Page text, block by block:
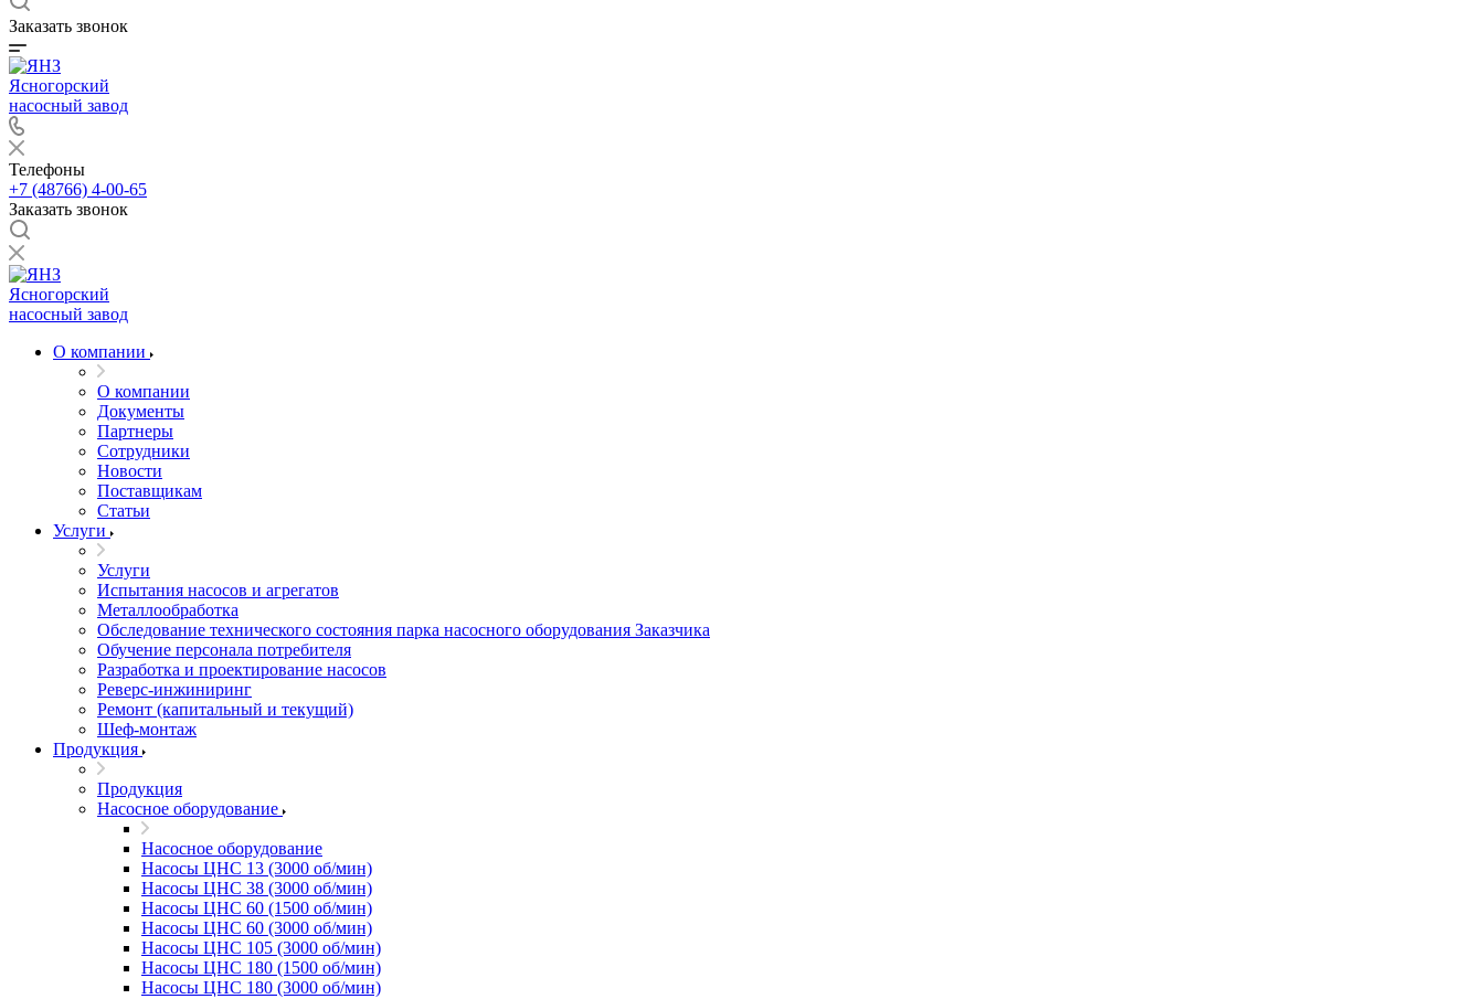
Заказать звонок
Ясногорский
насосный завод
Телефоны
+7 (48766) 4-00-65
Заказать звонок
Ясногорский
насосный завод
О компании
О компании
Документы
Партнеры
Сотрудники
Новости
Поставщикам
Статьи
Услуги
Услуги
Испытания насосов и агрегатов
Металлообработка
Обследование технического состояния парка насосного оборудования Заказчика
Обучение персонала потребителя
Разработка и проектирование насосов
Реверс-инжиниринг
Ремонт (капитальный и текущий)
Шеф-монтаж
Продукция
Продукция
Насосное оборудование
Насосное оборудование
Насосы ЦНС 13 (3000 об/мин)
Насосы ЦНС 38 (3000 об/мин)
Насосы ЦНС 60 (1500 об/мин)
Насосы ЦНС 60 (3000 об/мин)
Насосы ЦНС 105 (3000 об/мин)
Насосы ЦНС 180 (1500 об/мин)
Насосы ЦНС 180 (3000 об/мин)